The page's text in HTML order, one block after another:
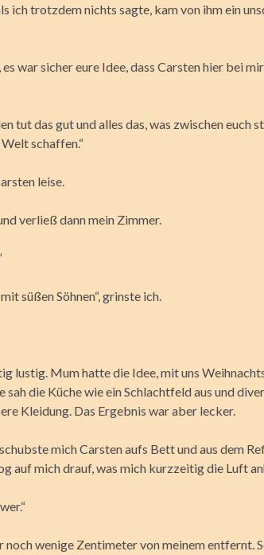
ich trotzdem nichts sagte, kam von ihm ein
es war sicher eure Idee, dass Carsten hier bei
tut das gut und alles das, was zwischen euch
schaffen.“
leise.
verließ dann mein Zimmer.
süßen Söhnen“, grinste ich.
lustig. Mum hatte die Idee, mit uns
sah die Küche wie ein Schlachtfeld aus und
Kleidung. Das Ergebnis war aber lecker.
mich Carsten aufs Bett und aus dem
auf mich drauf, was mich kurzzeitig die Luft
noch wenige Zentimeter von meinem entfernt.